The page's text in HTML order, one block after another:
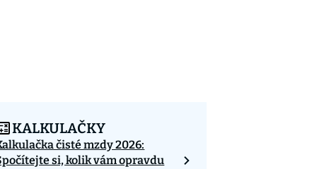
KALKULAČKY
čisté mzdy 2026:
si, kolik vám opravdu